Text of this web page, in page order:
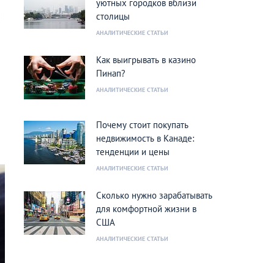
уютных городков вблизи
столицы
АНАЛИТИЧЕСКИЕ СТАТЬИ
Как выигрывать в казино
Пинап?
АНАЛИТИЧЕСКИЕ СТАТЬИ
Почему стоит покупать
недвижимость в Канаде:
тенденции и цены
АНАЛИТИЧЕСКИЕ СТАТЬИ
Сколько нужно зарабатывать
для комфортной жизни в
США
АНАЛИТИЧЕСКИЕ СТАТЬИ